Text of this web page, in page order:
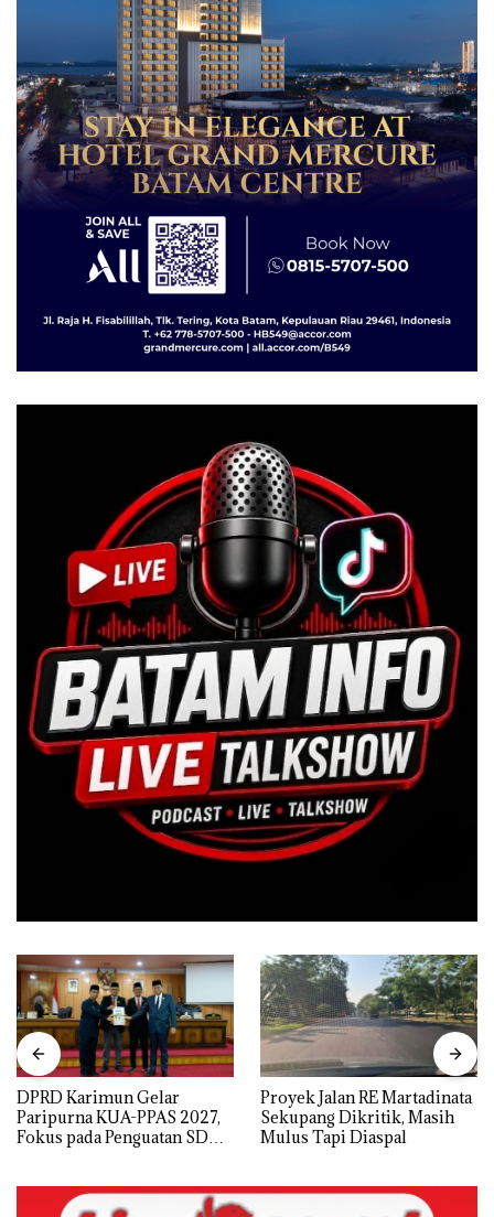
2027,
SDM,
Proyek Jalan RE Martadinata
Sekupang Dikritik, Masih
Mulus Tapi Diaspal
IPK Kota Batam
Pengusutan Kasus
di Empat Lokasi,